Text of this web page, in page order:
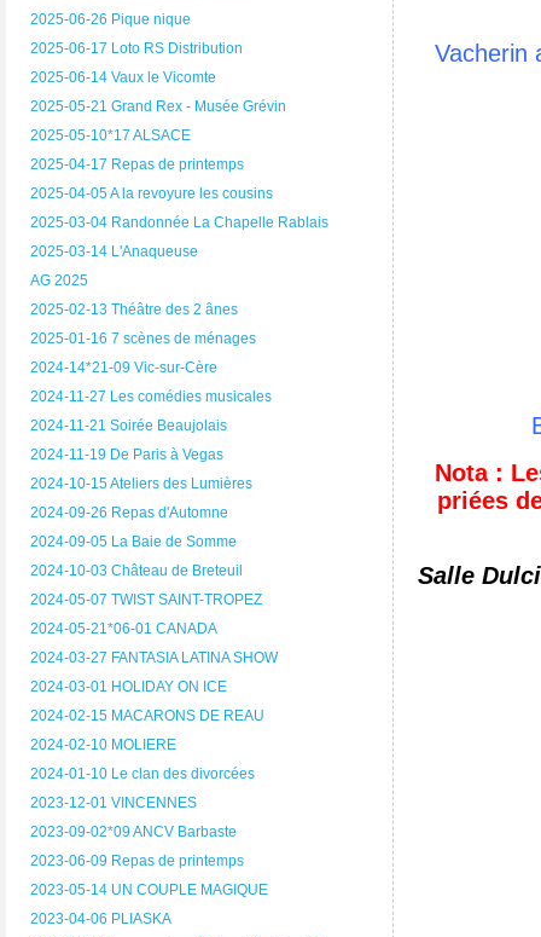
2025-06-26 Pique nique
2025-06-17 Loto RS Distribution
2025-06-14 Vaux le Vicomte
2025-05-21 Grand Rex - Musée Grévin
2025-05-10*17 ALSACE
2025-04-17 Repas de printemps
2025-04-05 A la revoyure les cousins
2025-03-04 Randonnée La Chapelle Rablais
2025-03-14 L'Anaqueuse
AG 2025
2025-02-13 Théâtre des 2 ânes
2025-01-16 7 scènes de ménages
2024-14*21-09 Vic-sur-Cère
2024-11-27 Les comédies musicales
2024-11-21 Soirée Beaujolais
2024-11-19 De Paris à Vegas
2024-10-15 Ateliers des Lumières
2024-09-26 Repas d'Automne
2024-09-05 La Baie de Somme
2024-10-03 Château de Breteuil
2024-05-07 TWIST SAINT-TROPEZ
2024-05-21*06-01 CANADA
2024-03-27 FANTASIA LATINA SHOW
2024-03-01 HOLIDAY ON ICE
2024-02-15 MACARONS DE REAU
2024-02-10 MOLIERE
2024-01-10 Le clan des divorcées
2023-12-01 VINCENNES
2023-09-02*09 ANCV Barbaste
2023-06-09 Repas de printemps
2023-05-14 UN COUPLE MAGIQUE
2023-04-06 PLIASKA
Vacherin
Nota :
priées
Salle